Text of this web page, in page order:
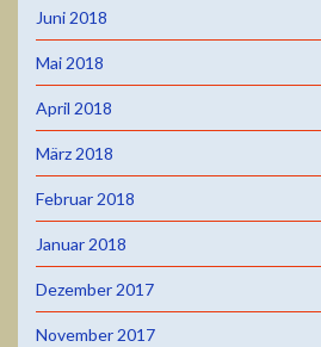
Juni 2018
Mai 2018
April 2018
März 2018
Februar 2018
Januar 2018
Dezember 2017
November 2017